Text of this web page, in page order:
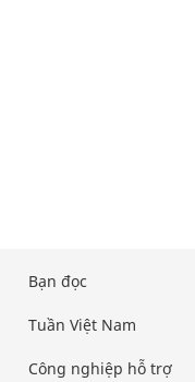
Bạn đọc
Tuần Việt Nam
Công nghiệp hỗ trợ